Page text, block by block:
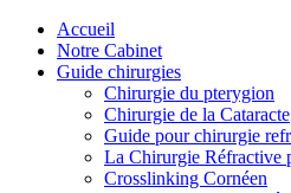
Accueil
Notre Cabinet
Guide chirurgies
Chirurgie du pterygion
Chirurgie de la Cataracte
Guide pour chirurgie
La Chirurgie Réfractive
Crosslinking Cornéen